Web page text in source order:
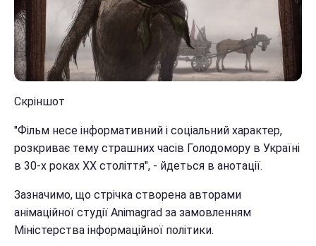
Скріншот
"Фільм несе інформативний і соціальний характер,
розкриває тему страшних часів Голодомору в Україні
в 30-х роках XX століття", - йдеться в анотації.
Зазначимо, що стрічка створена авторами
анімаційної студії Animagrad за замовленням
Міністерства інформаційної політики.